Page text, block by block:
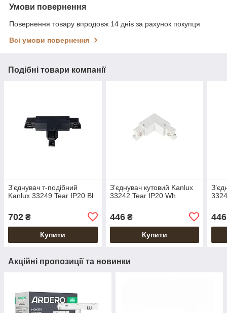
Умови повернення
Повернення товару впродовж 14 днів за рахунок покупця
Всі умови повернення
Подібні товари компанії
З’єднувач т-подібний
Kanlux 33249 Tear IP20 Bl
702 ₴
Купити
З’єднувач кутовий Kanlux
33242 Tear IP20 Wh
446₴
Купити
446
Акційні пропозиції та новинки